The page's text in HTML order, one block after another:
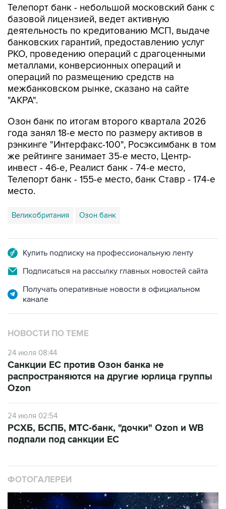
деятельность по кредитованию МСП, выдаче
банковских гарантий, предоставлению услуг
РКО, проведению операций с драгоценными
металлами, конверсионных операций и
операций по размещению средств на
межбанковском рынке, сказано на сайте
"АКРА".
Озон банк по итогам второго квартала 2026
рэнкинге "Интерфакс-100", Росэксимбанк в том
же рейтинге занимает 35-е место, Центр-
инвест - 46-е, Реалист банк - 74-е место,
Телепорт банк - 155-е место, банк Ставр - 174-е
место.
Великобритания
Подписаться на рассылку главных новостей сайта
Получать оперативные новости в официальном
НОВОСТИ ПО ТЕМЕ
24 июля 08:44
распространяются на другие юрлица группы
Ozon
подпали под санкции ЕС